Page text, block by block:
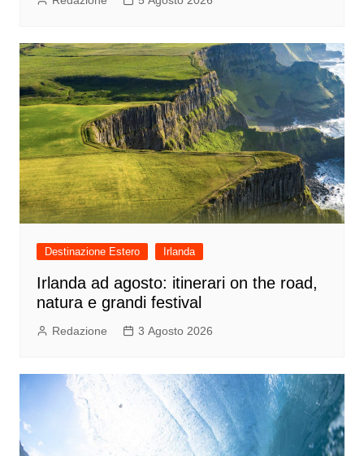
Destinazione Estero Irlanda
Irlanda ad agosto: itinerari on the road,
natura e grandi festival
Redazione 3 Agosto 2026